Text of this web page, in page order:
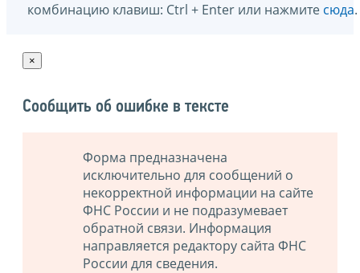
комбинацию клавиш: Ctrl + Enter или нажмите сюда.
×
Сообщить об ошибке в тексте
Форма предназначена
исключительно для сообщений о
некорректной информации на сайте
ФНС России и не подразумевает
обратной связи. Информация
направляется редактору сайта ФНС
России для сведения.